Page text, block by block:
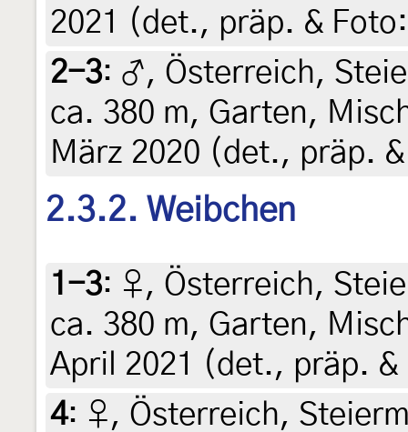
2021 (det., präp. &
2-3: ♂, Österreich,
ca. 380 m, Garten,
März 2020 (det., präp.
2.3.2. Weibchen
1-3: ♀, Österreich,
ca. 380 m, Garten,
April 2021 (det., präp.
4: ♀, Österreich,